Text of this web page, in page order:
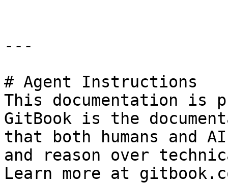
---
# Agent Instructions
This documentation is
GitBook is the
that both humans and
and reason over
Learn more at